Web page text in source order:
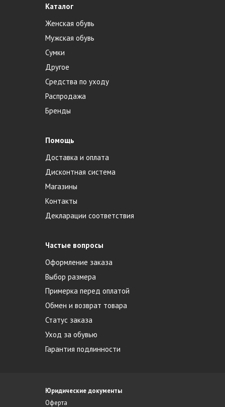
Каталог
Женская обувь
Мужская обувь
Сумки
Другое
Средства по уходу
Распродажа
Бренды
Помощь
Доставка и оплата
Дисконтная система
Магазины
Контакты
Декларации соответствия
Частые вопросы
Оформление заказа
Выбор размера
Примерка перед оплатой
Обмен и возврат товара
Статус заказа
Уход за обувью
Гарантия подлинности
Юридические документы
Оферта